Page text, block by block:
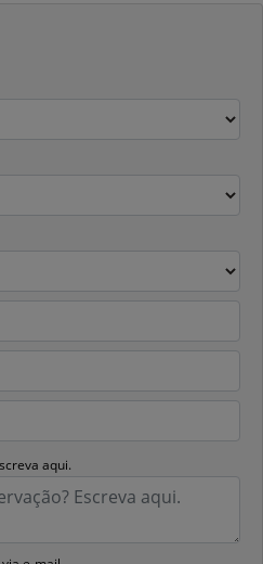
aqui.